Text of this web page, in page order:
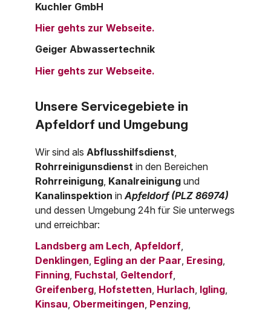
Kuchler GmbH
Hier gehts zur Webseite.
Geiger Abwassertechnik
Hier gehts zur Webseite.
Unsere Servicegebiete in
Apfeldorf und Umgebung
Wir sind als Abflusshilfsdienst
Rohrreinigunsdienstin den Bereichen
Rohrreinigung Kanalreinigungund
KanalinspektioninApfeldorf (PLZ 86974)
und dessen Umgebung 24h für Sie unterwegs
und erreichbar:
Landsberg am Lech,Apfeldorf,
Denklingen, Egling an der Paar, Eresing,
Finning, Fuchstal, Geltendorf,
Greifenberg, Hofstetten, Hurlach, Igling,
Kinsau, Obermeitingen, Penzing,